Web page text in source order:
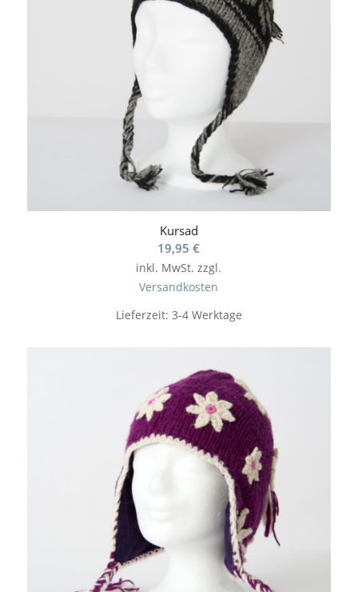
Kursad
19,95€
inkl. MwSt. zzgl.
Versandkosten
Lieferzeit: 3-4 Werktage